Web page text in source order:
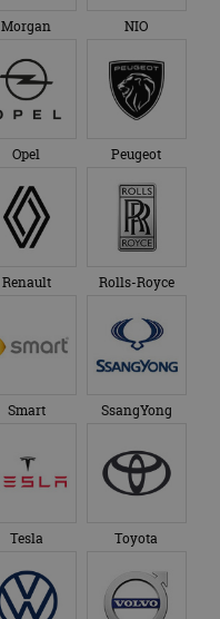
Morgan NIO
Opel Peugeot
Renault Rolls-Royce
Smart SsangYong
Tesla Toyota